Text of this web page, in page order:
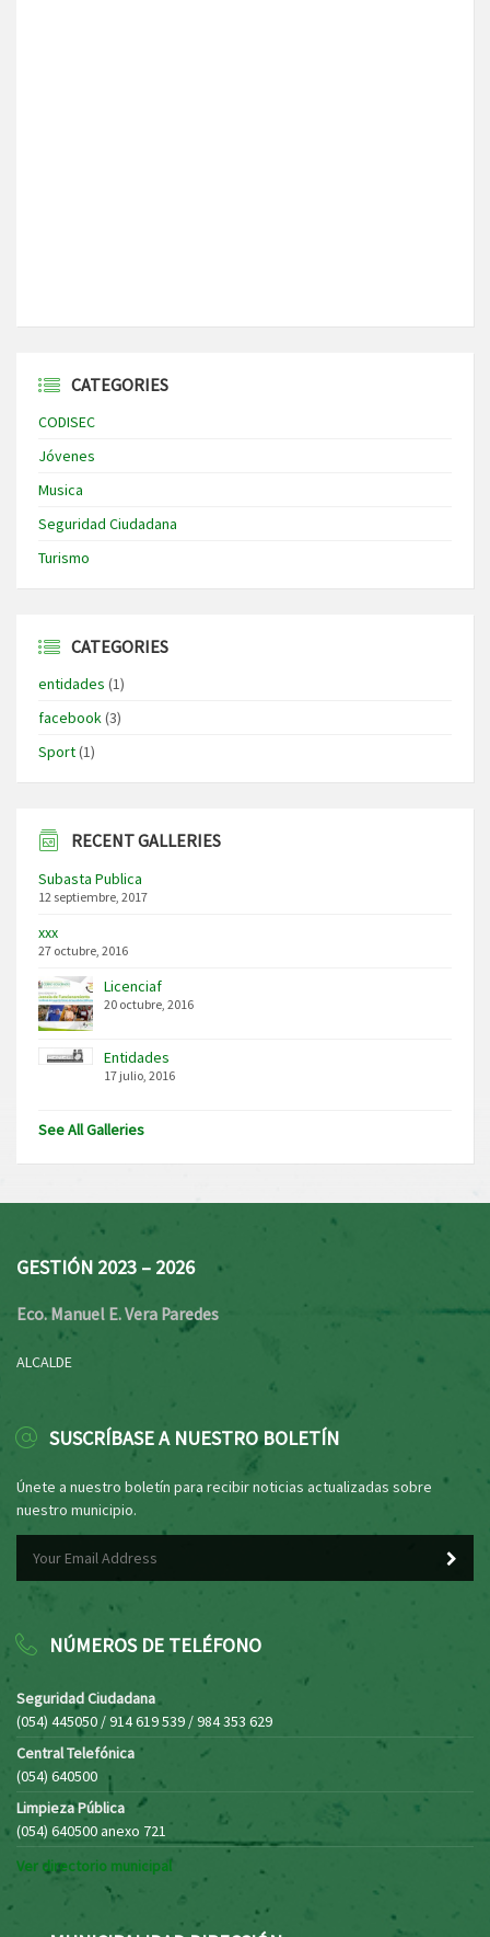
CATEGORIES
CODISEC
Jóvenes
Musica
Seguridad Ciudadana
Turismo
CATEGORIES
entidades (1)
facebook(3)
Sport(1)
RECENT GALLERIES
Subasta Publica
12 septiembre, 2017
xxx
27 octubre, 2016
Licenciaf
20 octubre, 2016
Entidades
17 julio, 2016
See All Galleries
GESTIÓN 2023 – 2026
Eco. Manuel E. Vera Paredes
ALCALDE
SUSCRÍBASE A NUESTRO BOLETÍN
Únete a nuestro boletín para recibir noticias actualizadas sobre
nuestro municipio.
NÚMEROS DE TELÉFONO
Seguridad Ciudadana
(054) 445050 / 914 619 539 / 984 353 629
Central Telefónica
(054) 640500
Limpieza Pública
(054) 640500 anexo 721
Ver directorio municipal